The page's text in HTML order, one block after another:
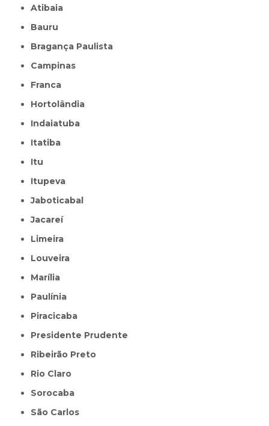
Atibaia
Bauru
Bragança Paulista
Campinas
Franca
Hortolândia
Indaiatuba
Itatiba
Itu
Itupeva
Jaboticabal
Jacareí
Limeira
Louveira
Marília
Paulínia
Piracicaba
Presidente Prudente
Ribeirão Preto
Rio Claro
Sorocaba
São Carlos